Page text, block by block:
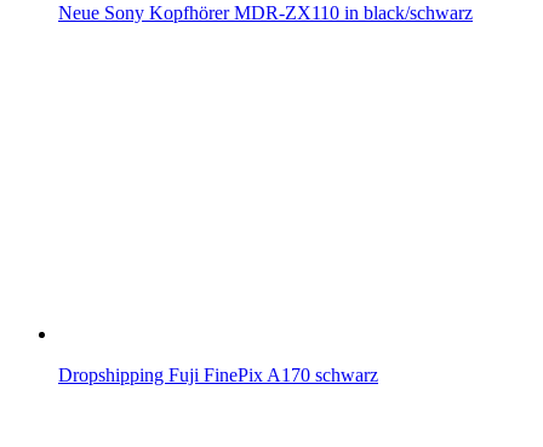
Neue Sony Kopfhörer MDR-ZX110 in black/schwarz
Dropshipping Fuji FinePix A170 schwarz